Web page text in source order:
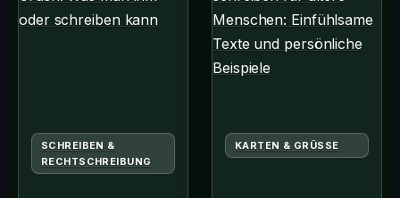
SCHREIBEN &
RECHTSCHREIBUNG
KARTEN & GRÜSSE